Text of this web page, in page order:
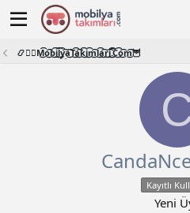
📿🧙‍♂️M͜͡o͜͡b͜͡i͜͡l͜͡y͜͡a͜͡T͜͡a͜͡k͜͡i͜͡m͜͡l͜͡a͜͡r͜͡i͜͡.͜͡C͜͡o͜͡m͜͡🦉
Kayıtlı
Yeni